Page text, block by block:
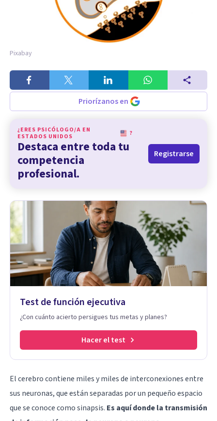
Pixabay
Priorízanos en
¿ERES PSICÓLOGO/A EN
ESTADOS UNIDOS
?
Destaca entre toda tu
competencia
profesional.
Registrarse
Test de función ejecutiva
¿Con cuánto acierto persigues tus metas y planes?
Hacer el test
El cerebrocontiene miles y miles de interconexiones entre
sus neuronas, que están separadas por un pequeño espacio
que se conoce como sinapsis. Es aquí donde la transmisión